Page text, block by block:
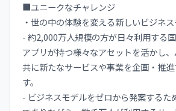
■ユニークなチャレンジ
・世の中の体験を変える新しいビジネ
- 約2,000万人規模の方が日々利用する
アプリが持つ様々なアセットを活かし
共に新たなサービスや事業を企画・推
す。
- ビジネスモデルをゼロから発案するた